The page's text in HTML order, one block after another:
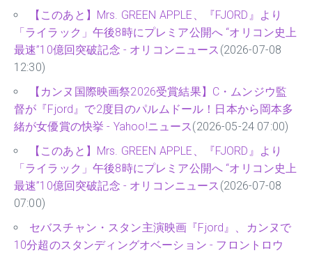
【このあと】Mrs. GREEN APPLE、『FJORD』より
「ライラック」午後8時にプレミア公開へ “オリコン史上
最速”10億回突破記念 - オリコンニュース (2026-07-08
12:30)
【カンヌ国際映画祭2026受賞結果】C・ムンジウ監
督が『Fjord』で2度目のパルムドール！日本から岡本多
緒が女優賞の快挙 - Yahoo!ニュース(2026-05-24 07:00)
【このあと】Mrs. GREEN APPLE、『FJORD』より
「ライラック」午後8時にプレミア公開へ “オリコン史上
最速”10億回突破記念 - オリコンニュース (2026-07-08
07:00)
セバスチャン・スタン主演映画『Fjord』、カンヌで
10分超のスタンディングオベーション - フロントロウ